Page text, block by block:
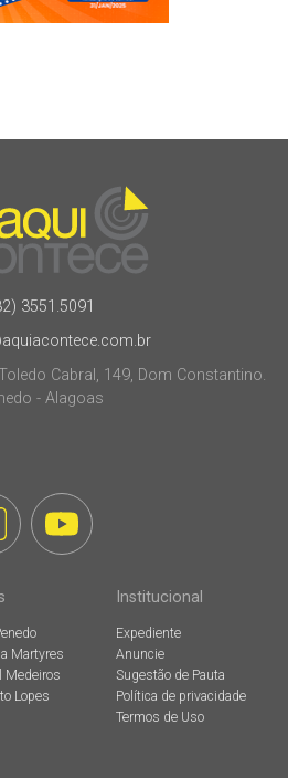
3551.5091
Cabral, 149, Dom Constantino.
- Alagoas
Martyres
Medeiros
Lopes
Institucional
Expediente
Anuncie
Sugestão de Pauta
Política de privacidade
Termos de Uso